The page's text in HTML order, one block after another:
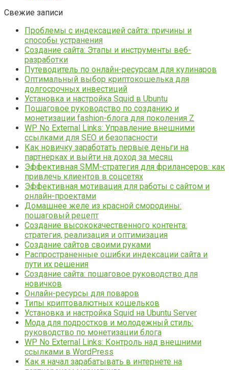
Свежие записи
Проблемы с индексацией сайта: причины и
способы устранения
Создание сайта: Этапы и инструменты веб-
разработки
Путеводитель по онлайн-ресурсам для кулинаров
Оптимальный выбор криптокошелька для
долгосрочных инвестиций
Установка и настройка Squid в Ubuntu
Пошаговое руководство по созданию и
монетизации fashion-блога для поколения Z
WP No External Links: Управление внешними
ссылками для SEO и безопасности
Как новичку заработать первые деньги на
партнерках и выйти на доход за месяц
Эффективная SMM-стратегия для фрилансеров: как
привлечь клиентов в соцсетях
Эффективная мотивация для работы с сайтом и
онлайн-проектами
Домашнее желе из красной смородины:
пошаговый рецепт
Создание высококачественного контента:
стратегия, реализация и оптимизация
Создание сайтов своими руками
Распространенные ошибки индексации сайта и
пути их решения
Создание сайта: пошаговое руководство для
новичков
Онлайн-ресурсы для поваров
Типы криптовалютных кошельков
Установка и настройка Squid на Ubuntu Server
Мода для подростков и молодежный стиль:
руководство по монетизации блога
WP No External Links: Контроль над внешними
ссылками в WordPress
Как я начал зарабатывать в интернете на